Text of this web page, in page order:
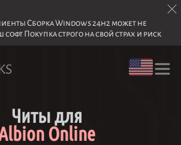
Сборка Windows 24h2 может не
Покупка строго на свой страх и риск
Читы для
Online